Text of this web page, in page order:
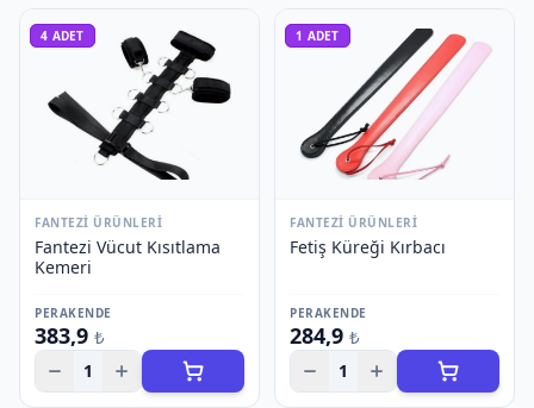
4 ADET
FANTEZI ÜRÜNLERI
Fantezi Vücut Kısıtlama
Kemeri
PERAKENDE
383,9 ₺
1
1 ADET
FANTEZI ÜRÜNLERI
Fetiş Küreği Kırbacı
PERAKENDE
284,9 ₺
1